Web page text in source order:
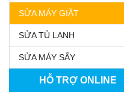
SỬA MÁY GIẶT
SỬA TỦ LẠNH
SỬA MÁY SẤY
HỖ TRỢ ONLINE